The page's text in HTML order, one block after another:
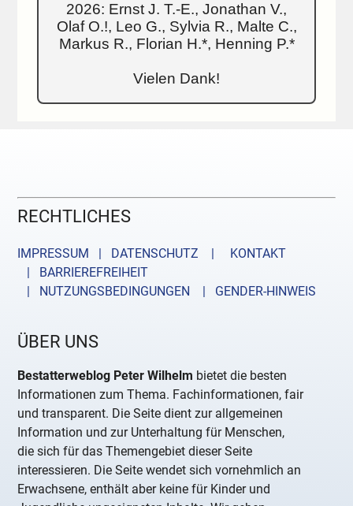
2026: Ernst J. T.-E., Jonathan V.,
Olaf O.!, Leo G., Sylvia R., Malte C.,
Markus R., Florian H.*, Henning P.*
Vielen Dank!
RECHTLICHES
IMPRESSUM | DATENSCHUTZ |
KONTAKT
| BARRIEREFREIHEIT
| NUTZUNGSBEDINGUNGEN
| GENDER-HINWEIS
ÜBER UNS
Bestatterweblog Peter Wilhelm bietet die besten
Informationen zum Thema. Fachinformationen, fair
und transparent. Die Seite dient zur allgemeinen
Information und zur Unterhaltung für Menschen,
die sich für das Themengebiet dieser Seite
interessieren. Die Seite wendet sich vornehmlich an
Erwachsene, enthält aber keine für Kinder und